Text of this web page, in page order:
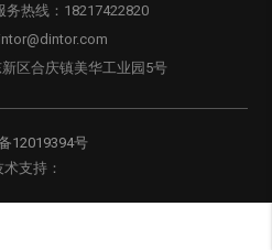
务热线：18217422820
新区合庆镇美华工业园5号
12019394号
术支持：